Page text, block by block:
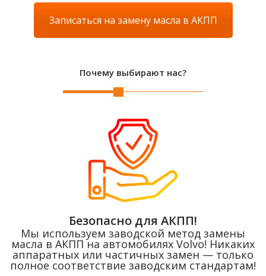
Записаться на замену масла в АКПП
Почему выбирают нас?
Безопасно для АКПП!
Мы используем заводской метод замены
масла в АКПП на автомобилях Volvo! Никаких
аппаратных или частичных замен — только
полное соответствие заводским стандартам!